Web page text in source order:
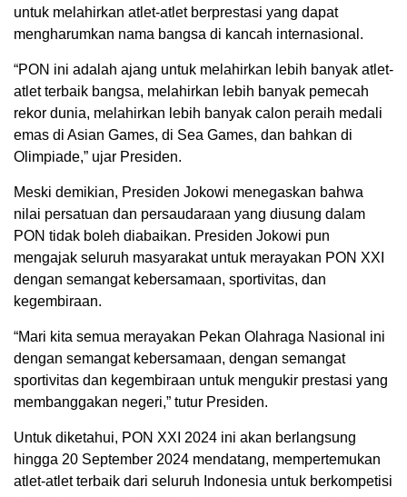
untuk melahirkan atlet-atlet berprestasi yang dapat
mengharumkan nama bangsa di kancah internasional.
“PON ini adalah ajang untuk melahirkan lebih banyak atlet-
atlet terbaik bangsa, melahirkan lebih banyak pemecah
rekor dunia, melahirkan lebih banyak calon peraih medali
emas di Asian Games, di Sea Games, dan bahkan di
Olimpiade,” ujar Presiden.
Meski demikian, Presiden Jokowi menegaskan bahwa
nilai persatuan dan persaudaraan yang diusung dalam
PON tidak boleh diabaikan. Presiden Jokowi pun
mengajak seluruh masyarakat untuk merayakan PON XXI
dengan semangat kebersamaan, sportivitas, dan
kegembiraan.
“Mari kita semua merayakan Pekan Olahraga Nasional ini
dengan semangat kebersamaan, dengan semangat
sportivitas dan kegembiraan untuk mengukir prestasi yang
membanggakan negeri,” tutur Presiden.
Untuk diketahui, PON XXI 2024 ini akan berlangsung
hingga 20 September 2024 mendatang, mempertemukan
atlet-atlet terbaik dari seluruh Indonesia untuk berkompetisi